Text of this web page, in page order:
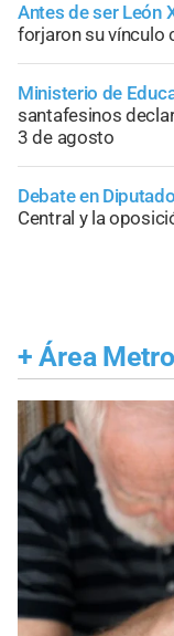
Antes de ser León
forjaron su vínculo
Ministerio de
santafesinos
3 de agosto
Debate en
Central y la
+ Área